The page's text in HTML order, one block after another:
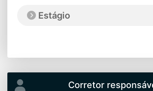
Estágio
Corretor